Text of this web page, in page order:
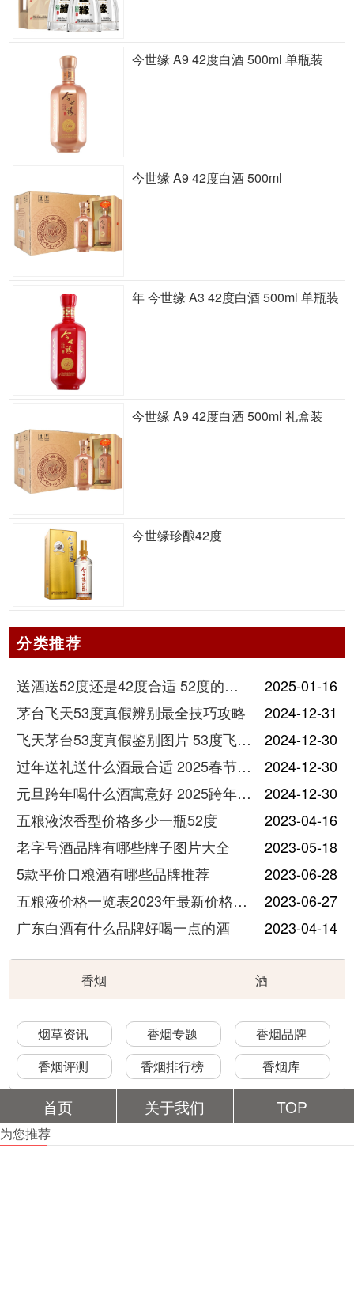
今世缘 A9 42度白酒 500ml 单瓶装
今世缘 A9 42度白酒 500ml
年 今世缘 A3 42度白酒 500ml 单瓶装
今世缘 A9 42度白酒 500ml 礼盒装
今世缘珍酿42度
分类推荐
送酒送52度还是42度合适 52度的酒和42度的酒有什么区别
2025-01-16
茅台飞天53度真假辨别最全技巧攻略
2024-12-31
飞天茅台53度真假鉴别图片 53度飞天茅台怎么验真假
2024-12-30
过年送礼送什么酒最合适 2025春节送酒指南
2024-12-30
元旦跨年喝什么酒寓意好 2025跨年热门酒推荐
2024-12-30
五粮液浓香型价格多少一瓶52度
2023-04-16
老字号酒品牌有哪些牌子图片大全
2023-05-18
5款平价口粮酒有哪些品牌推荐
2023-06-28
五粮液价格一览表2023年最新价格及图片
2023-06-27
广东白酒有什么品牌好喝一点的酒
2023-04-14
香烟 酒
烟草资讯 香烟专题
香烟品牌
香烟评测
香烟排行榜 香烟库
首页 关于我们 TOP
为您推荐